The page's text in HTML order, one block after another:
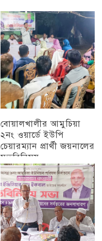
চট্টগ্রাম
বোয়ালখালীর আমুচিয়া
২নং ওয়ার্ডে ইউপি
চেয়ারম্যান প্রার্থী জয়নালের
মতবিনিময়
চট্টগ্রাম